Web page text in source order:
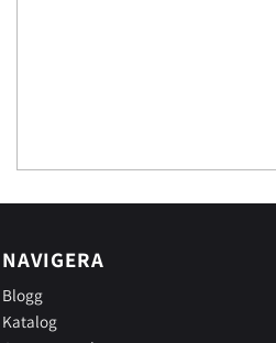
NAVIGERA
Blogg
Katalog